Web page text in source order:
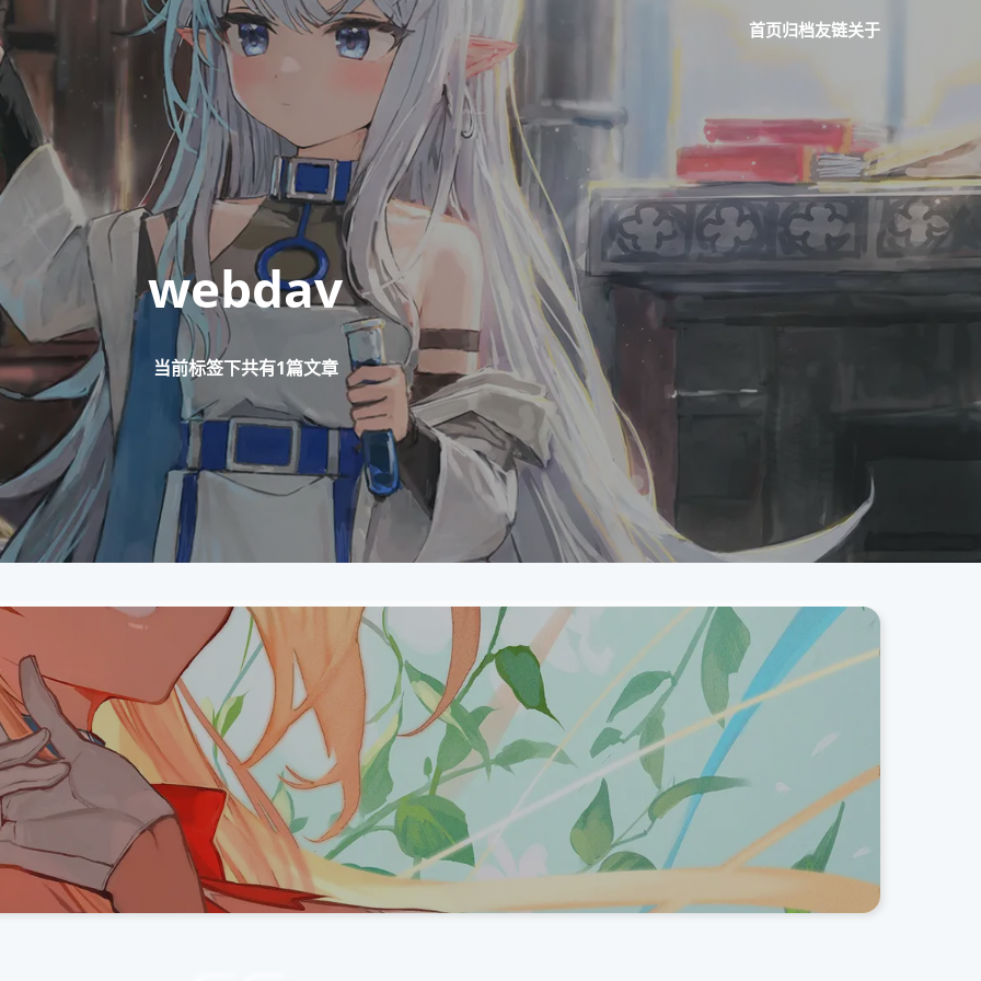
首页归档友链关于
webdav
当前标签下共有1篇文章